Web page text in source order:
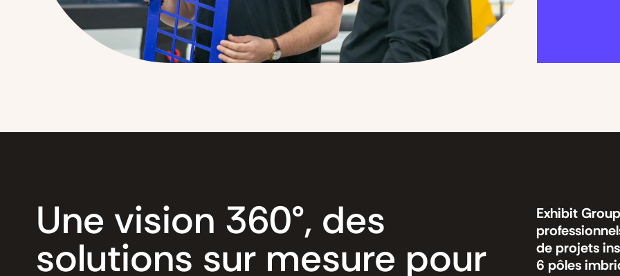
Une vision 360°, des
solutions sur mesure pour
Exhibit
de projets
6 pôles